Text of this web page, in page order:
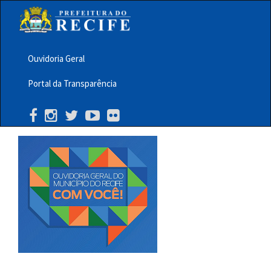
principalMenu
Barra
Topo
PCR
Ouvidoria Geral
Portal da Transparência